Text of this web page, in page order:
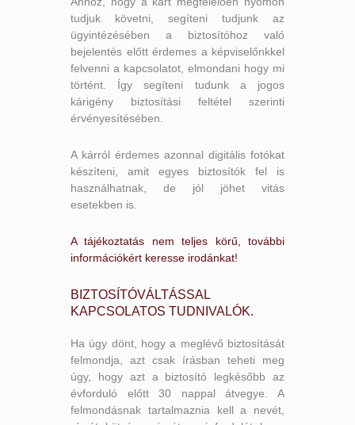
tudjuk követni, segíteni tudjunk az
ügyintézésében a biztosítóhoz való
bejelentés előtt érdemes a képviselőnkkel
felvenni a kapcsolatot, elmondani hogy mi
történt. Így segíteni tudunk a jogos
kárigény biztosítási feltétel szerinti
érvényesítésében.
A kárról érdemes azonnal digitális fotókat
készíteni, amit egyes biztosítók fel is
használhatnak, de jól jöhet vitás
esetekben is.
A tájékoztatás nem teljes körű, további
információkért keresse irodánkat!
BIZTOSÍTÓVÁLTÁSSAL
KAPCSOLATOS TUDNIVALÓK.
Ha úgy dönt, hogy a meglévő biztosítását
felmondja, azt csak írásban teheti meg
úgy, hogy azt a biztosító legkésőbb az
évforduló előtt 30 nappal átvegye. A
felmondásnak tartalmaznia kell a nevét,